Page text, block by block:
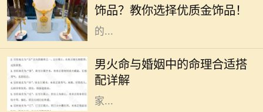
饰品？教你选择优质金饰品！
的命理中都有其主导的元素。有些人
的...
男火命与婚姻中的命理合适搭
配详解
命理学在中国传统文化中占据着重要
的地位，尤其是在婚姻选择上。对于
男火命来说，选择合适的命理搭配非
常关键，这可以影响到感情的和谐与
家...
在中国传统文化中，命理学作为一门